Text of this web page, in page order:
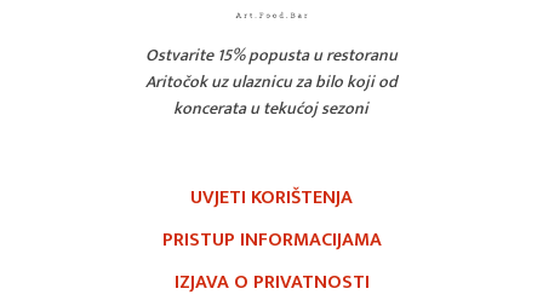
Ostvarite 15% popusta u restoranu
Aritočok uz ulaznicu za bilo koji od
koncerata u tekućoj sezoni
UVJETI KORIŠTENJA
PRISTUP INFORMACIJAMA
IZJAVA O PRIVATNOSTI